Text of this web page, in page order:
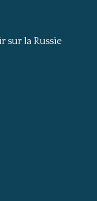
sur la Russie